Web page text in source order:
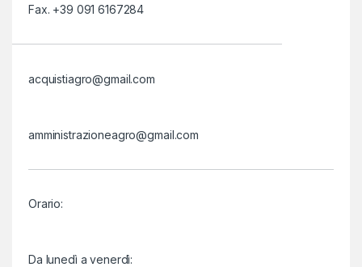
Fax. +39 091 6167284
acquistiagro@gmail.com
amministrazioneagro@gmail.com
Orario:
Da lunedì a venerdì: